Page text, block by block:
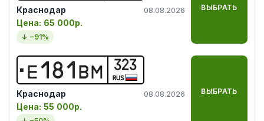
Краснодар 08.08.2026
Цена: 65 000р.
↓ −91%
ВЫБРАТЬ
Е1 81 ВМ 323
RUS
Краснодар 08.08.2026
Цена: 55 000р.
ВЫБРАТЬ